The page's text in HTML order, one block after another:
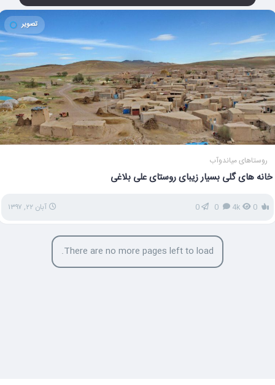
تصویر
روستاهای میاندوآب
خانه های گلی بسیار زیبای روستای علی بلاغی
4k
0 آبان ۲۲, ۱۳۹۷
There are no more pages left to load.